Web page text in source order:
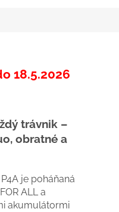
18.5.2026
trávnik –
obratné a
je poháňaná
ALL a
akumulátormi